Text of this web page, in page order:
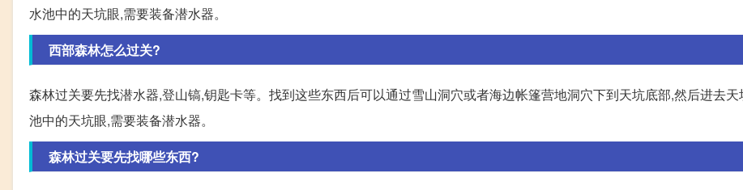
水池中的天坑眼,需要装备潜水器。
西部森林怎么过关?
森林过关要先找潜水器,登山镐,钥匙卡等。找到这些东西后可以通过雪山洞穴或者海边帐篷营地洞穴下到天坑底部,然后进去天
池中的天坑眼,需要装备潜水器。
森林过关要先找哪些东西?